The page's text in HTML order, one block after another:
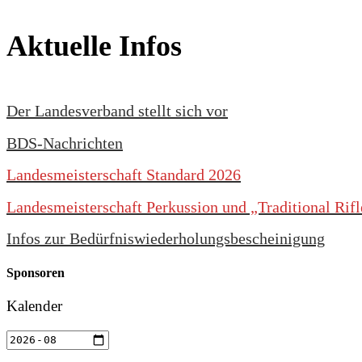
Aktuelle Infos
Der Landesverband stellt sich vor
BDS-Nachrichten
Landesmeisterschaft Standard 2026
Landesmeisterschaft Perkussion und „Traditional
Infos zur Bedürfniswiederholungsbescheinigung
Sponsoren
Kalender